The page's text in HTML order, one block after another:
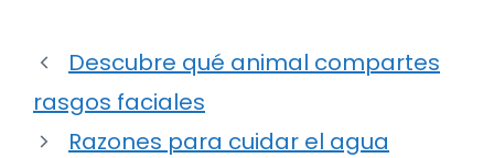
Descubre qué animal compartes
rasgos faciales
Razones para cuidar el agua